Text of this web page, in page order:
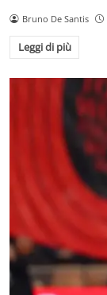
Bruno De Santis
Leggi di più